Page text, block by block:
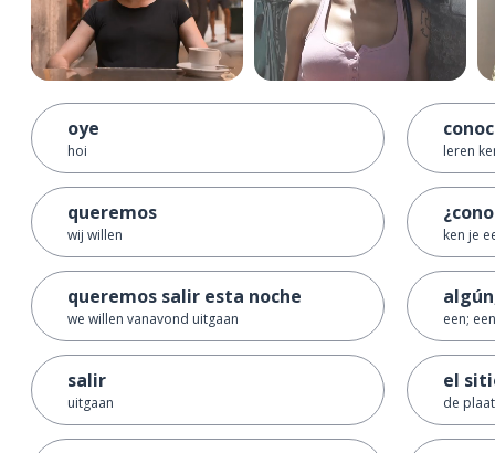
oye
hoi
queremos
wij willen
queremos salir esta noche
we willen vanavond uitgaan
salir
uitgaan
leren
ken je
een;
el
de